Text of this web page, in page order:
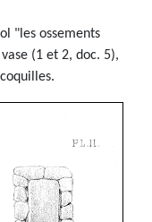
"les ossements
(1 et 2, doc. 5),